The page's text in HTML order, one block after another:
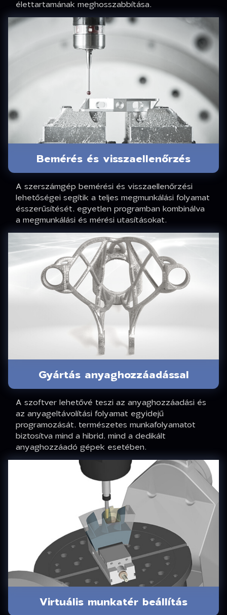
élettartamának meghosszabbítása.
Bemérés és visszaellenőrzés
A szerszámgép bemérési és visszaellenőrzési
lehetőségei segítik a teljes megmunkálási folyamat
ésszerűsítését, egyetlen programban kombinálva
a megmunkálási és mérési utasításokat.
Gyártás anyaghozzáadással
A szoftver lehetővé teszi az anyaghozzáadási és
az anyageltávolítási folyamat egyidejű
programozását, természetes munkafolyamatot
biztosítva mind a hibrid, mind a dedikált
anyaghozzáadó gépek esetében.
Virtuális munkatér beállítás